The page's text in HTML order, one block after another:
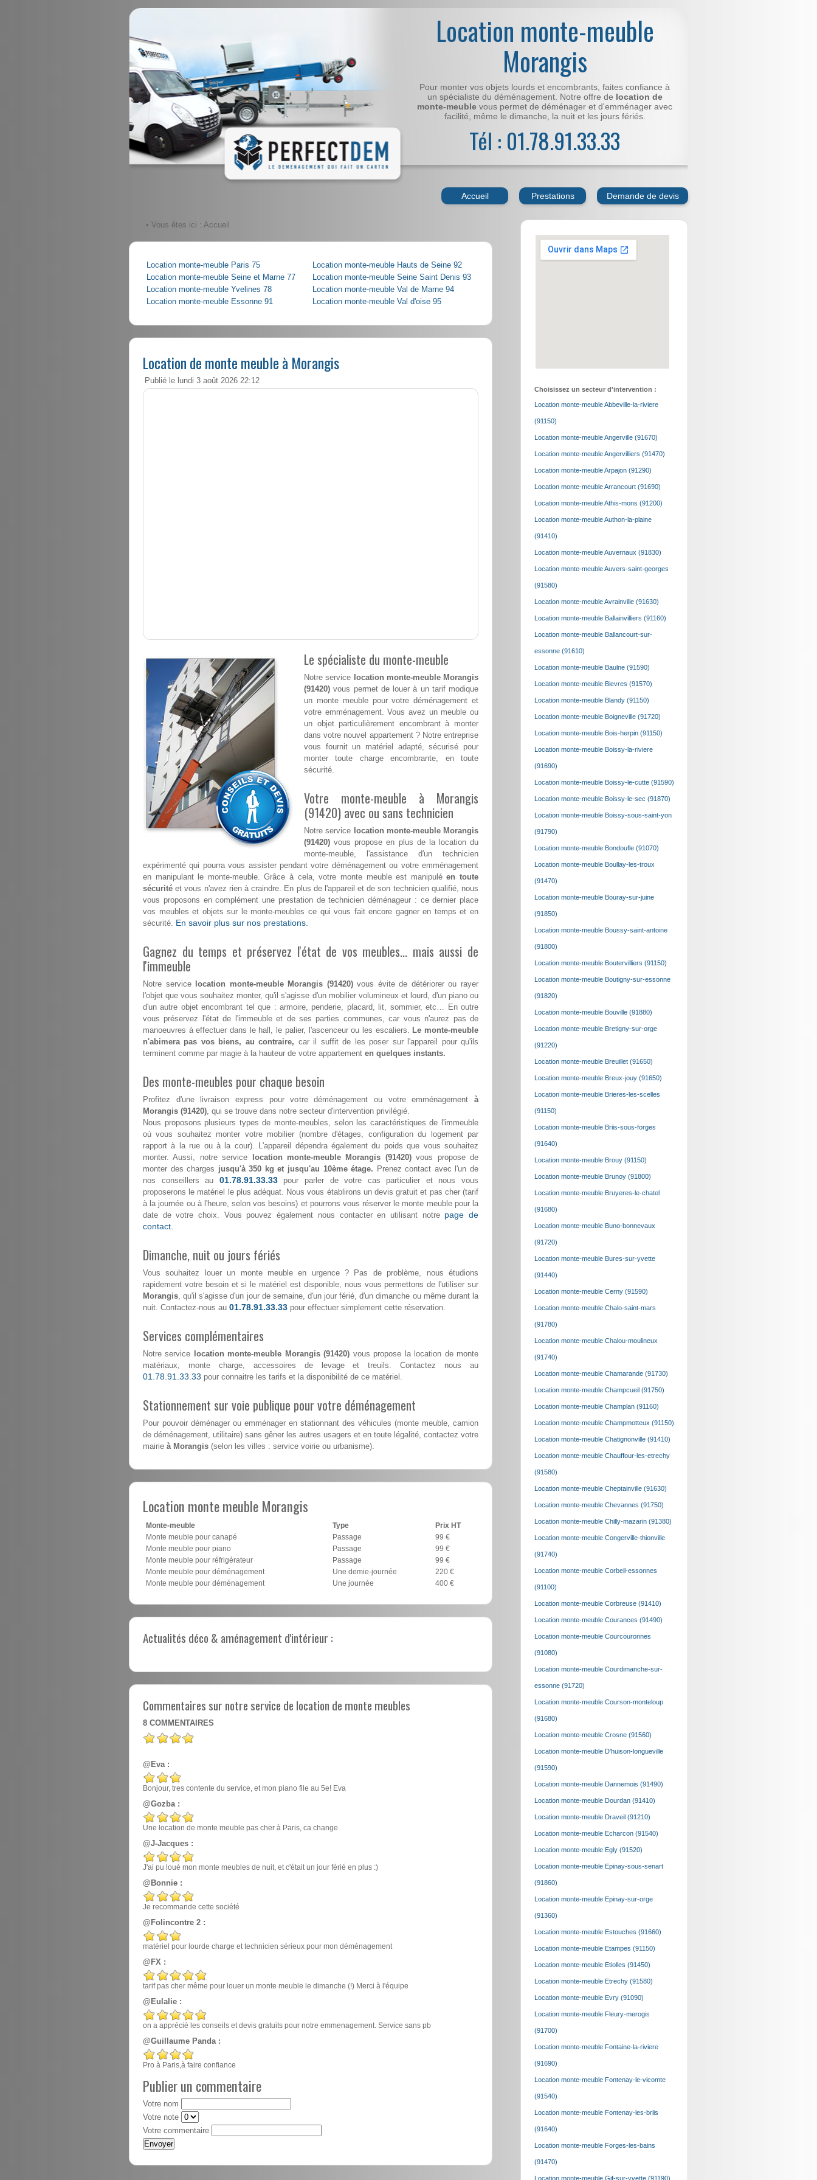
Location monte-meuble
Morangis
Pour monter vos objets lourds et encombrants, faites confiance à
un spécialiste du déménagement. Notre offre de location de
monte-meuble vous permet de déménager et d'emménager avec
facilité, même le dimanche, la nuit et les jours fériés.
Tél : 01.78.91.33.33
Accueil Prestations Demande de devis
• Vous êtes ici : Accueil
Location monte-meuble Paris 75
Location monte-meuble Seine et Marne 77
Location monte-meuble Yvelines 78
Location monte-meuble Essonne 91
Location monte-meuble Hauts de Seine 92
Location monte-meuble Seine Saint Denis 93
Location monte-meuble Val de Marne 94
Location monte-meuble Val d'oise 95
Location de monte meuble à Morangis
Publié le lundi 3 août 2026 22:12
Le spécialiste du monte-meuble
Notre service location monte-meuble Morangis
(91420) vous permet de louer à un tarif modique
un monte meuble pour votre déménagement et
votre emménagement. Vous avez un meuble ou
un objet particulièrement encombrant à monter
dans votre nouvel appartement ? Notre entreprise
vous fournit un matériel adapté, sécurisé pour
monter toute charge encombrante, en toute
sécurité.
Votre monte-meuble à Morangis
(91420) avec ou sans technicien
Notre service location monte-meuble Morangis
(91420) vous propose en plus de la location du
monte-meuble, l'assistance d'un technicien
expérimenté qui pourra vous assister pendant votre déménagement ou votre emménagement
en manipulant le monte-meuble. Grâce à cela, votre monte meuble est manipuléen toute
sécurité et vous n'avez rien à craindre. En plus de l'appareil et de son technicien qualifié, nous
vous proposons en complément une prestation de technicien déménageur : ce dernier place
vos meubles et objets sur le monte-meubles ce qui vous fait encore gagner en temps et en
sécurité. En savoir plus sur nos prestations.
Gagnez du temps et préservez l'état de vos meubles... mais aussi de
l'immeuble
Notre service location monte-meuble Morangis (91420)vous évite de détériorer ou rayer
l'objet que vous souhaitez monter, qu'il s'agisse d'un mobilier volumineux et lourd, d'un piano ou
d'un autre objet encombrant tel que : armoire, penderie, placard, lit, sommier, etc… En outre
vous préservez l'état de l'immeuble et de ses parties communes, car vous n'aurez pas de
manoeuvres à effectuer dans le hall, le palier, l'ascenceur ou les escaliers. Le monte-meuble
n'abimera pas vos biens, au contraire, car il suffit de les poser sur l'appareil pour qu'ils
terminent comme par magie à la hauteur de votre appartement en quelques instants.
Des monte-meubles pour chaque besoin
Profitez d'une livraison express pour votre déménagement ou votre emménagement à
Morangis (91420), qui se trouve dans notre secteur d'intervention privilégié.
Nous proposons plusieurs types de monte-meubles, selon les caractéristiques de l'immeuble
où vous souhaitez monter votre mobilier (nombre d'étages, configuration du logement par
rapport à la rue ou à la cour). L'appareil dépendra également du poids que vous souhaitez
monter. Aussi, notre service
location monte-meuble Morangis (91420)vous propose de
monter des charges jusqu'à 350 kg et jusqu'au 10ème étage. Prenez contact avec l'un de
nos conseillers au 01.78.91.33.33pour parler de votre cas particulier et nous vous
proposerons le matériel le plus adéquat. Nous vous établirons un devis gratuit et pas cher (tarif
à la journée ou à l'heure, selon vos besoins) et pourrons vous réserver le monte meuble pour la
date de votre choix. Vous pouvez également nous contacter en utilisant notre page de
contact.
Dimanche, nuit ou jours fériés
Vous souhaitez louer un monte meuble en urgence ? Pas de problème, nous étudions
rapidement votre besoin et si le matériel est disponible, nous vous permettons de l'utiliser sur
Morangis, qu'il s'agisse d'un jour de semaine, d'un jour férié, d'un dimanche ou même durant la
nuit. Contactez-nous au 01.78.91.33.33 pour effectuer simplement cette réservation.
Services complémentaires
Notre service location monte-meuble Morangis (91420) vous propose la location de monte
matériaux, monte charge, accessoires de levage et treuils. Contactez nous au
01.78.91.33.33 pour connaitre les tarifs et la disponibilité de ce matériel.
Stationnement sur voie publique pour votre déménagement
Pour pouvoir déménager ou emménager en stationnant des véhicules (monte meuble, camion
de déménagement, utilitaire) sans gêner les autres usagers et en toute légalité, contactez votre
mairie à Morangis (selon les villes : service voirie ou urbanisme).
Location monte meuble Morangis
Monte-meuble Type
Prix HT
Monte meuble pour canapé
Passage
99 €
Monte meuble pour piano
Passage
99 €
Monte meuble pour réfrigérateur
Passage
99 €
Monte meuble pour déménagement
Une demie-journée
220 €
Monte meuble pour déménagement
Une journée 400 €
Actualités déco & aménagement d'intérieur :
Commentaires sur notre service de location de monte meubles
8 COMMENTAIRES
@Eva :
Bonjour, tres contente du service, et mon piano file au 5e! Eva
@Gozba :
Une location de monte meuble pas cher à Paris, ca change
@J-Jacques :
J'ai pu loué mon monte meubles de nuit, et c'était un jour férié en plus :)
@Bonnie :
Je recommande cette société
@Folincontre 2 :
matériel pour lourde charge et technicien sérieux pour mon déménagement
@FX :
tarif pas cher même pour louer un monte meuble le dimanche (!) Merci à l'équipe
@Eulalie :
on a apprécié les conseils et devis gratuits pour notre emmenagement. Service sans pb
@Guillaume Panda :
Pro à Paris,à faire confiance
Publier un commentaire
Votre nom
Votre note
Votre commentaire
Choisissez un secteur d'intervention :
Location monte-meuble Abbeville-la-riviere
(91150)
Location monte-meuble Angerville (91670)
Location monte-meuble Angervilliers (91470)
Location monte-meuble Arpajon (91290)
Location monte-meuble Arrancourt (91690)
Location monte-meuble Athis-mons (91200)
Location monte-meuble Authon-la-plaine
(91410)
Location monte-meuble Auvernaux (91830)
Location monte-meuble Auvers-saint-georges
(91580)
Location monte-meuble Avrainville (91630)
Location monte-meuble Ballainvilliers (91160)
Location monte-meuble Ballancourt-sur-
essonne (91610)
Location monte-meuble Baulne (91590)
Location monte-meuble Bievres (91570)
Location monte-meuble Blandy (91150)
Location monte-meuble Boigneville (91720)
Location monte-meuble Bois-herpin (91150)
Location monte-meuble Boissy-la-riviere
(91690)
Location monte-meuble Boissy-le-cutte (91590)
Location monte-meuble Boissy-le-sec (91870)
Location monte-meuble Boissy-sous-saint-yon
(91790)
Location monte-meuble Bondoufle (91070)
Location monte-meuble Boullay-les-troux
(91470)
Location monte-meuble Bouray-sur-juine
(91850)
Location monte-meuble Boussy-saint-antoine
(91800)
Location monte-meuble Boutervilliers (91150)
Location monte-meuble Boutigny-sur-essonne
(91820)
Location monte-meuble Bouville (91880)
Location monte-meuble Bretigny-sur-orge
(91220)
Location monte-meuble Breuillet (91650)
Location monte-meuble Breux-jouy (91650)
Location monte-meuble Brieres-les-scelles
(91150)
Location monte-meuble Briis-sous-forges
(91640)
Location monte-meuble Brouy (91150)
Location monte-meuble Brunoy (91800)
Location monte-meuble Bruyeres-le-chatel
(91680)
Location monte-meuble Buno-bonnevaux
(91720)
Location monte-meuble Bures-sur-yvette
(91440)
Location monte-meuble Cerny (91590)
Location monte-meuble Chalo-saint-mars
(91780)
Location monte-meuble Chalou-moulineux
(91740)
Location monte-meuble Chamarande (91730)
Location monte-meuble Champcueil (91750)
Location monte-meuble Champlan (91160)
Location monte-meuble Champmotteux (91150)
Location monte-meuble Chatignonville (91410)
Location monte-meuble Chauffour-les-etrechy
(91580)
Location monte-meuble Cheptainville (91630)
Location monte-meuble Chevannes (91750)
Location monte-meuble Chilly-mazarin (91380)
Location monte-meuble Congerville-thionville
(91740)
Location monte-meuble Corbeil-essonnes
(91100)
Location monte-meuble Corbreuse (91410)
Location monte-meuble Courances (91490)
Location monte-meuble Courcouronnes
(91080)
Location monte-meuble Courdimanche-sur-
essonne (91720)
Location monte-meuble Courson-monteloup
(91680)
Location monte-meuble Crosne (91560)
Location monte-meuble D'huison-longueville
(91590)
Location monte-meuble Dannemois (91490)
Location monte-meuble Dourdan (91410)
Location monte-meuble Draveil (91210)
Location monte-meuble Echarcon (91540)
Location monte-meuble Egly (91520)
Location monte-meuble Epinay-sous-senart
(91860)
Location monte-meuble Epinay-sur-orge
(91360)
Location monte-meuble Estouches (91660)
Location monte-meuble Etampes (91150)
Location monte-meuble Etiolles (91450)
Location monte-meuble Etrechy (91580)
Location monte-meuble Evry (91090)
Location monte-meuble Fleury-merogis
(91700)
Location monte-meuble Fontaine-la-riviere
(91690)
Location monte-meuble Fontenay-le-vicomte
(91540)
Location monte-meuble Fontenay-les-briis
(91640)
Location monte-meuble Forges-les-bains
(91470)
Location monte-meuble Gif-sur-yvette (91190)